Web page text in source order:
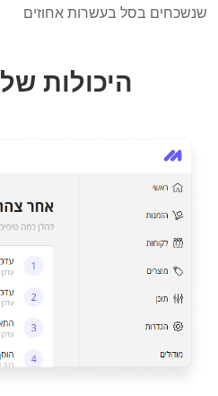
שנשכחים בסל בעשרות אחוזים
היכולות